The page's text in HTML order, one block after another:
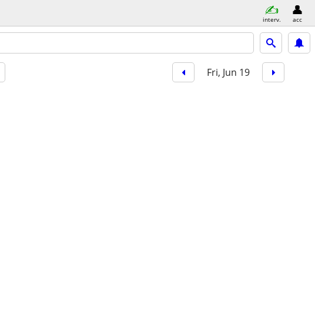
interv. acc
Fri, Jun 19